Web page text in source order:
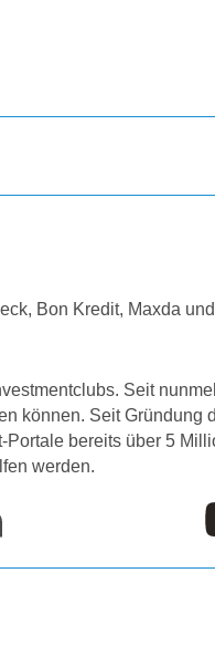
Bon Kredit, Maxda
Seit
können. Seit Gründung
bereits über 5
werden.